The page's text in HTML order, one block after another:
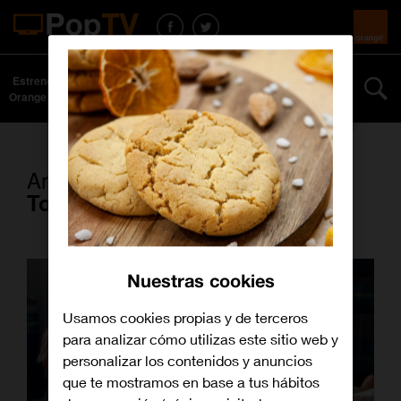
Estrenos
Orange TV
Series y
películas
Curiosidades Especiales Más
Artículos con la etiqueta
Tonya
Nuestras cookies
Usamos cookies propias y de terceros
para analizar cómo utilizas este sitio web y
personalizar los contenidos y anuncios
que te mostramos en base a tus hábitos